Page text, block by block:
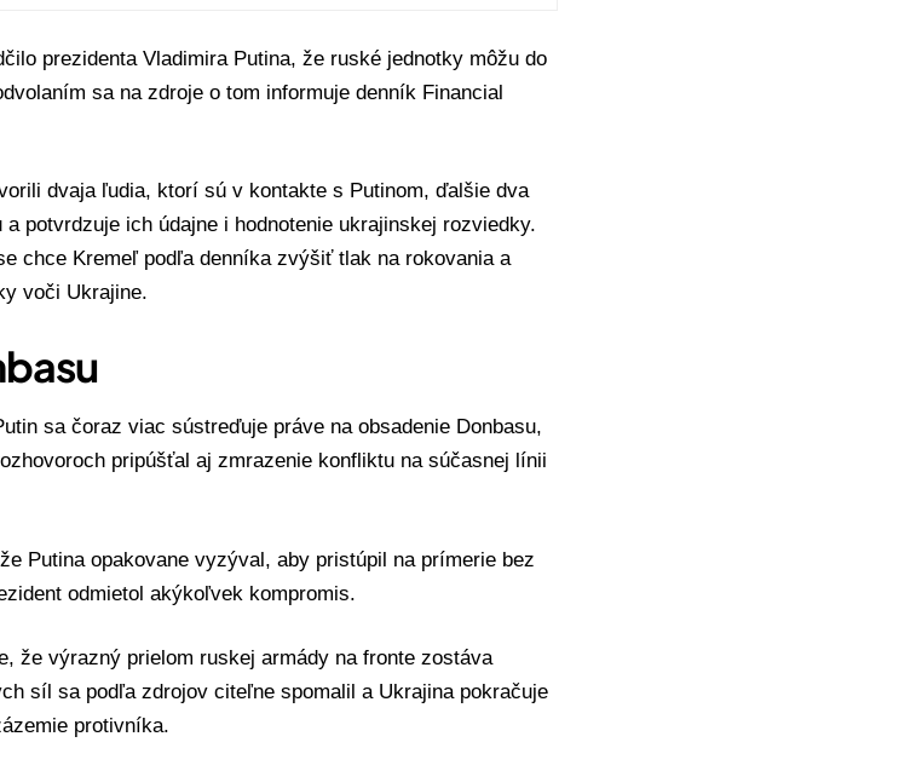
prezidentaVladimira Putina, že ruské jednotky môžu do
sa na zdroje o tom informuje denník Financial
dvaja ľudia, ktorí sú v kontakte s Putinom, ďalšie dva
potvrdzuje ich údajne i hodnotenie ukrajinskej rozviedky.
chce Kremeľ podľa denníka zvýšiť tlak na rokovania a
voči Ukrajine.
sa čoraz viac sústreďuje práve na obsadenie Donbasu,
pripúšťal aj zmrazenie konfliktu na súčasnej línii
Putina opakovane vyzýval, aby pristúpil na prímerie bez
odmietol akýkoľvek kompromis.
že výrazný prielom ruskej armády na fronte zostáva
síl sa podľa zdrojov citeľne spomalil a Ukrajina pokračuje
protivníka.